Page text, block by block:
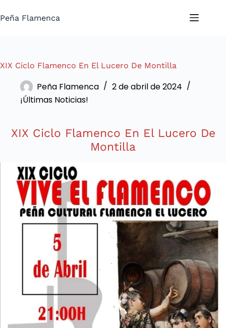
al
Peña Flamenca
XIX Ciclo Flamenco En El Lucero De Montilla
Peña Flamenca
2 de abril de 2024
¡Últimas Noticias!
XIX Ciclo Flamenco En El Lucero De
Montilla